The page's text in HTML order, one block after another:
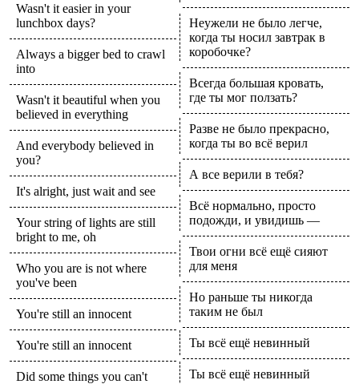
Wasn't it easier in your
lunchbox days?
Always a bigger bed to crawl
into
Wasn't it beautiful when you
believed in everything
And everybody believed in
you?
It's alright, just wait and see
Your string of lights are still
bright to me, oh
Who you are is not where
you've been
You're still an innocent
You're still an innocent
Did some things you can't
Неужели не было легче,
когда ты носил завтрак в
коробочке?
Всегда большая кровать,
где ты мог ползать?
Разве не было прекрасно,
когда ты во всё верил
А все верили в тебя?
Всё нормально, просто
подожди, и увидишь —
Твои огни всё ещё сияют
для меня
Но раньше ты никогда
таким не был
Ты всё ещё невинный
Ты всё ещё невинный